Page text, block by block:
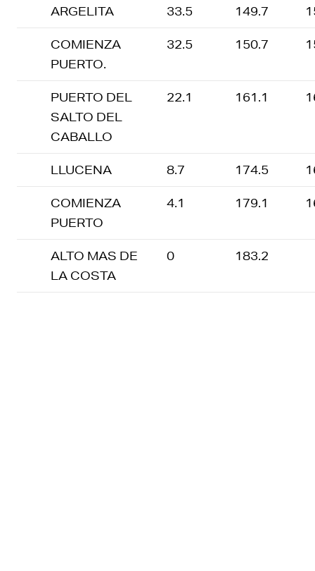
ARGELITA 33.5 149.7
COMIENZA
PUERTO.
32.5 150.7
PUERTO DEL
SALTO DEL
CABALLO
22.1 161.1
LLUCENA 8.7 174.5
COMIENZA
PUERTO
4.1 179.1
ALTO MAS DE
LA COSTA
0 183.2